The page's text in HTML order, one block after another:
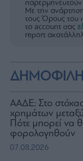
Με την
τους Όρους του
το account σας
report
ΔΗΜΟΦΙΛΗ
ΑΑΔΕ: Στο
χρημάτων
Πότε μπορεί να
φορολογηθούν
07.08.2026